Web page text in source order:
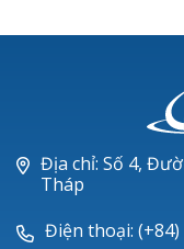
Piperacillin
Ticarlinat®
Zobacta®
Địa chỉ: Số 4,
Tháp
Điện thoại: (+84)